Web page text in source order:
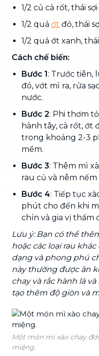
1/2 củ cà rốt, thái sợi
1/2 quả ớt đỏ, thái
1/2 quả ớt xanh,
Cách chế biến:
Bước 1: Trước tiên,
đó, vớt mì ra, rửa
nước.
Bước 2: Phi thơm
hành tây, cà rốt, ớt
trong khoảng 2-3
mềm.
Bước 3: Thêm mì
rau củ và nêm nếm
Bước 4: Tiếp tục
phút cho đến khi
chín và gia vị thấm
Lưu ý: Bạn có thể
hoặc các loại rau
dạng và phong phú
này thường được ăn
chay và rắc hành lá
tạo thêm độ giòn và
Một món mì xào chay
miệng.